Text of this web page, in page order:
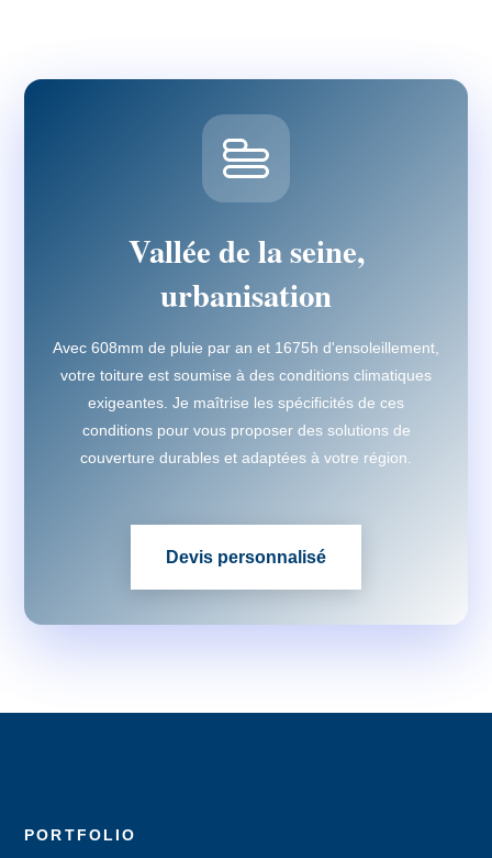
Vallée de la seine,
urbanisation
Avec 608mm de pluie par an et 1675h d'ensoleillement,
votre toiture est soumise à des conditions climatiques
exigeantes. Je maîtrise les spécificités de ces
conditions pour vous proposer des solutions de
couverture durables et adaptées à votre région.
Devis personnalisé
PORTFOLIO